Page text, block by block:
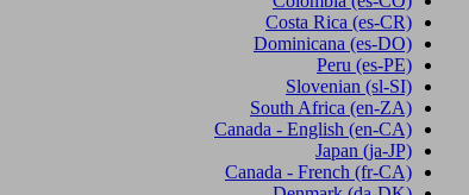
Costa Rica (es-CR)
Dominicana (es-DO)
Peru (es-PE)
Slovenian (sl-SI)
South Africa (en-ZA)
Canada - English (en-CA)
Japan (ja-JP)
Canada - French (fr-CA)